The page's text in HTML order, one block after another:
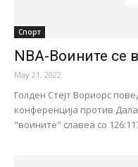
Спорт
NBA-Воините се
May 21, 2022
Голден Стејт Вориорс
конференција против
"воините" славеa со